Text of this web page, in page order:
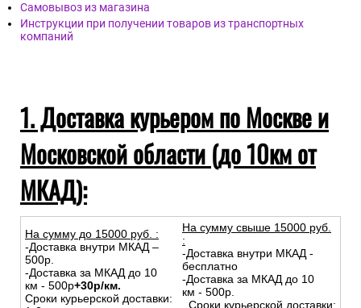
Самовывоз из магазина
Инструкции при получении товаров из транспортных
компаний
1. Доставка курьером по Москве и
Московской области (до 10км от
МКАД):
На сумму до 15000 руб. :
-Доставка внутри МКАД –
500р.
-Доставка за МКАД до 10
км - 500р+30р/км.
Сроки курьерской доставки:
На сумму свыше 15000 руб.
:
-Доставка внутри МКАД -
бесплатно
-Доставка за МКАД до 10
км - 500р.
Сроки курьерской доставки: